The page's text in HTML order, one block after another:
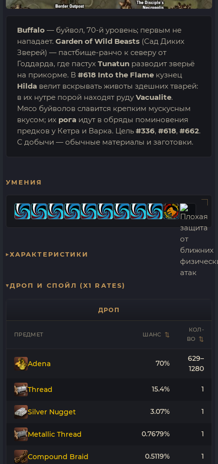
Buffalo — буйвол, 70-й уровень; первым не
нападает. Garden of Wild Beasts (Сад Диких
Зверей) — пастбище-ранчо к северу от
Годдарда, где пастух Tunatun разводит зверьё
на прикорме. В #618 Into the Flame кузнец
Hilda велит вскрывать животы здешних тварей:
в их нутре порой находят руду Vacualite.
Мясо буйволов славится крепким мускусным
вкусом; их рога идут в обряды поминовения
предков у Кетра и Варка. Цель #336, #618, #662.
С добычи — обычные материалы и заготовки.
УМЕНИЯ
ХАРАКТЕРИСТИКИ
ДРОП И СПОЙЛ (X1 RATES)
ДРОП
ПРЕДМЕТ ШАНС
КОЛ-
ВО
Adena 70%
629–
1280
Thread 15.4% 1
Silver Nugget 3.07% 1
Metallic Thread 0.7679% 1
Compound Braid 0.5119% 1